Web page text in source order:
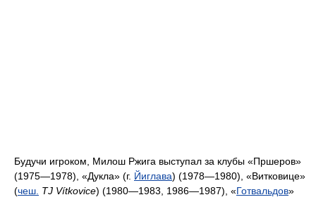
Будучи игроком, Милош Ржига выступал за клубы «Пршеров»
(1975—1978), «Дукла» (г. Йиглава) (1978—1980), «Витковице»
(чеш. TJ Vítkovice) (1980—1983, 1986—1987), «Готвальдов»